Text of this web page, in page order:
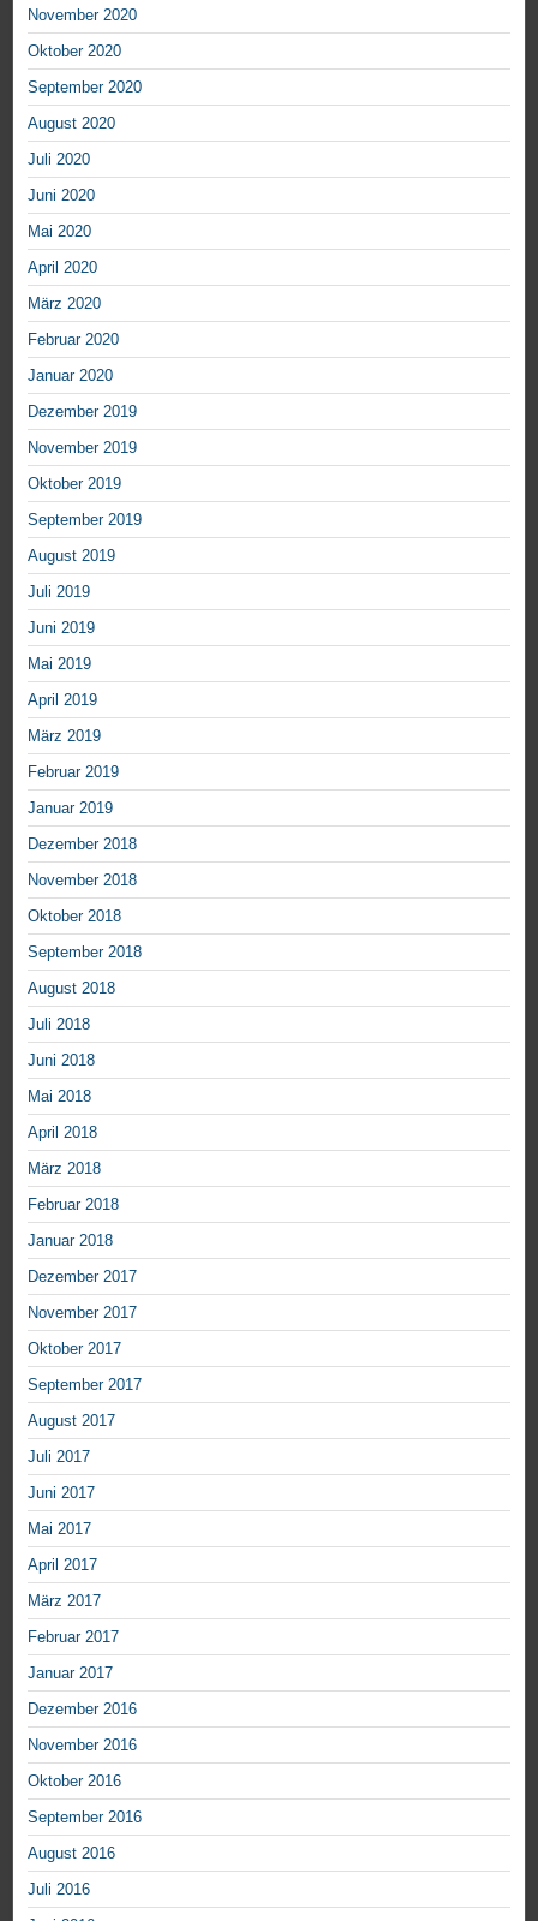
November 2020
Oktober 2020
September 2020
August 2020
Juli 2020
Juni 2020
Mai 2020
April 2020
März 2020
Februar 2020
Januar 2020
Dezember 2019
November 2019
Oktober 2019
September 2019
August 2019
Juli 2019
Juni 2019
Mai 2019
April 2019
März 2019
Februar 2019
Januar 2019
Dezember 2018
November 2018
Oktober 2018
September 2018
August 2018
Juli 2018
Juni 2018
Mai 2018
April 2018
März 2018
Februar 2018
Januar 2018
Dezember 2017
November 2017
Oktober 2017
September 2017
August 2017
Juli 2017
Juni 2017
Mai 2017
April 2017
März 2017
Februar 2017
Januar 2017
Dezember 2016
November 2016
Oktober 2016
September 2016
August 2016
Juli 2016